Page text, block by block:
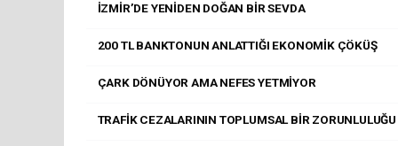
İZMİR’DE YENİDEN DOĞAN BİR SEVDA
200 TL BANKTONUN ANLATTIĞI EKONOMİK ÇÖKÜŞ
ÇARK DÖNÜYOR AMA NEFES YETMİYOR
TRAFİK CEZALARININ TOPLUMSAL BİR ZORUNLULUĞU